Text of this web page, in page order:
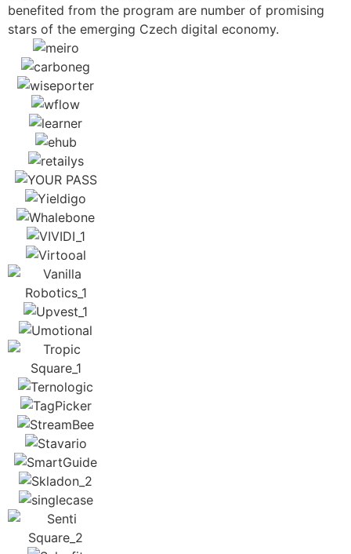
benefited from the program are number of promising
stars of the emerging Czech digital economy.